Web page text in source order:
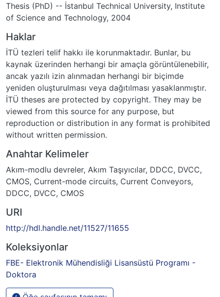
Thesis (PhD) -- İstanbul Technical University, Institute
of Science and Technology, 2004
Haklar
İTÜ tezleri telif hakkı ile korunmaktadır. Bunlar, bu
kaynak üzerinden herhangi bir amaçla görüntülenebilir,
ancak yazılı izin alınmadan herhangi bir biçimde
yeniden oluşturulması veya dağıtılması yasaklanmıştır.
İTÜ theses are protected by copyright. They may be
viewed from this source for any purpose, but
reproduction or distribution in any format is prohibited
without written permission.
Anahtar Kelimeler
Akım-modlu devreler, Akım Taşıyıcılar, DDCC, DVCC,
CMOS, Current-mode circuits, Current Conveyors,
DDCC, DVCC, CMOS
URI
http://hdl.handle.net/11527/11655
Koleksiyonlar
FBE- Elektronik Mühendisliği Lisansüstü Programı -
Doktora